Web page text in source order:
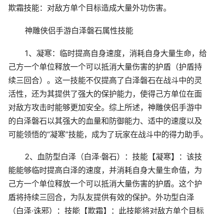
欺霜技能：对敌方单个目标造成大量外功伤害。
神雕侠侣手游白泽磐石属性技能
1、凝寒：临时提高自身速度，消耗自身大量生命，给
己方一个单位释放一个可以抵消大量伤害的护盾（护盾持
续三回合）。这一技能不仅提高了白泽磐石在战斗中的灵
活性，还为其提供了强大的保护能力，使得己方单位在面
对敌方攻击时能够更加安全。综上所述，神雕侠侣手游中
的白泽磐石以其强大的血量和防御能力、适中的速度以及
可能领悟的“凝寒”技能，成为了玩家在战斗中的得力助手。
2、血防型白泽（白泽·磐石）：技能【凝寒】：该技
能能够临时提高白泽的速度，并消耗自身大量生命值，为
己方一个单位释放一个可以抵消大量伤害的护盾。这个护
盾将持续三回合，为队友提供有效的保护。外功型白泽
（白泽·诛邪）：技能【欺霜】：此技能将对敌方单个目标